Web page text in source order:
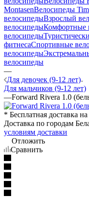
MontasenВелосипеды
велосипедыВзрослый
велосипедыКомфортные
велосипеды
фитнесаСпортивные
велосипеды
велосипеды
—
Для девочек (9-12 лет)
Для мальчиков (9-12 лет)
—Forward Rivera 1.0
* Бесплатная доставка
Доставка по городам
условиям доставки
Отложить
Сравнить